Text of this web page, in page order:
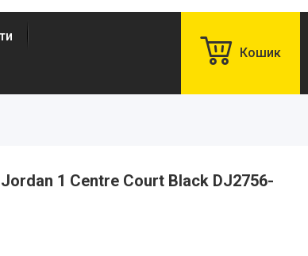
Кошик
1 Centre Court Black DJ2756-